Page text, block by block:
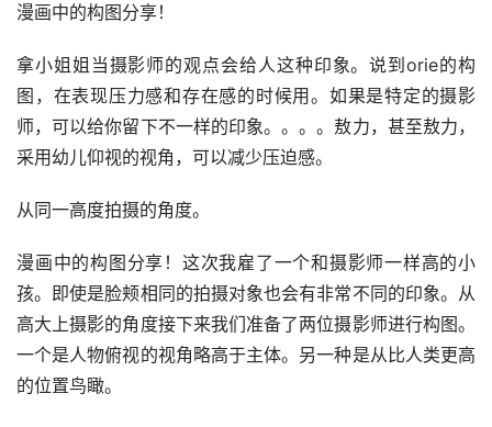
漫画中的构图分享！
拿小姐姐当摄影师的观点会给人这种印象。说到orie的构
图，在表现压力感和存在感的时候用。如果是特定的摄影
师，可以给你留下不一样的印象。。。。敖力，甚至敖力，
采用幼儿仰视的视角，可以减少压迫感。
从同一高度拍摄的角度。
漫画中的构图分享！这次我雇了一个和摄影师一样高的小
孩。即使是脸颊相同的拍摄对象也会有非常不同的印象。从
高大上摄影的角度接下来我们准备了两位摄影师进行构图。
一个是人物俯视的视角略高于主体。另一种是从比人类更高
的位置鸟瞰。